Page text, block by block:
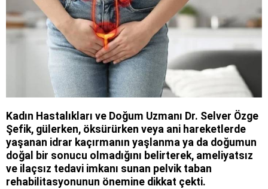
Kadın Hastalıkları ve Doğum Uzmanı Dr. Selver Özge
Şefik, gülerken, öksürürken veya ani hareketlerde
yaşanan idrar kaçırmanın yaşlanma ya da doğumun
doğal bir sonucu olmadığını belirterek, ameliyatsız
ve ilaçsız tedavi imkanı sunan pelvik taban
rehabilitasyonunun önemine dikkat çekti.